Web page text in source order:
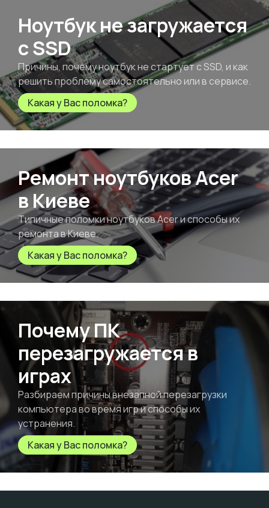
Ноутбук не загружается
с SSD
Причины, почему ноутбук не стартует с SSD, и как
решить проблему самостоятельно или в сервисе.
Какая у Вас поломка?
Ремонт ноутбуков Acer
в Киеве
Типичные поломки ноутбуков Acer и способы их
ремонта в Киеве.
Какая у Вас поломка?
Почему ПК
перезагружается в
играх
Разбираем причины внезапной перезагрузки
компьютера во время игр и способы их
устранения.
Какая у Вас поломка?